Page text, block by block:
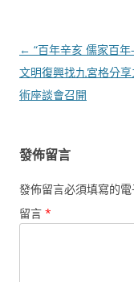
文
章
導
← “百年辛亥 儒家百
文明復興找九宮格分享
術座談會召開
發佈留言
發佈留言必須填寫的
留言 *